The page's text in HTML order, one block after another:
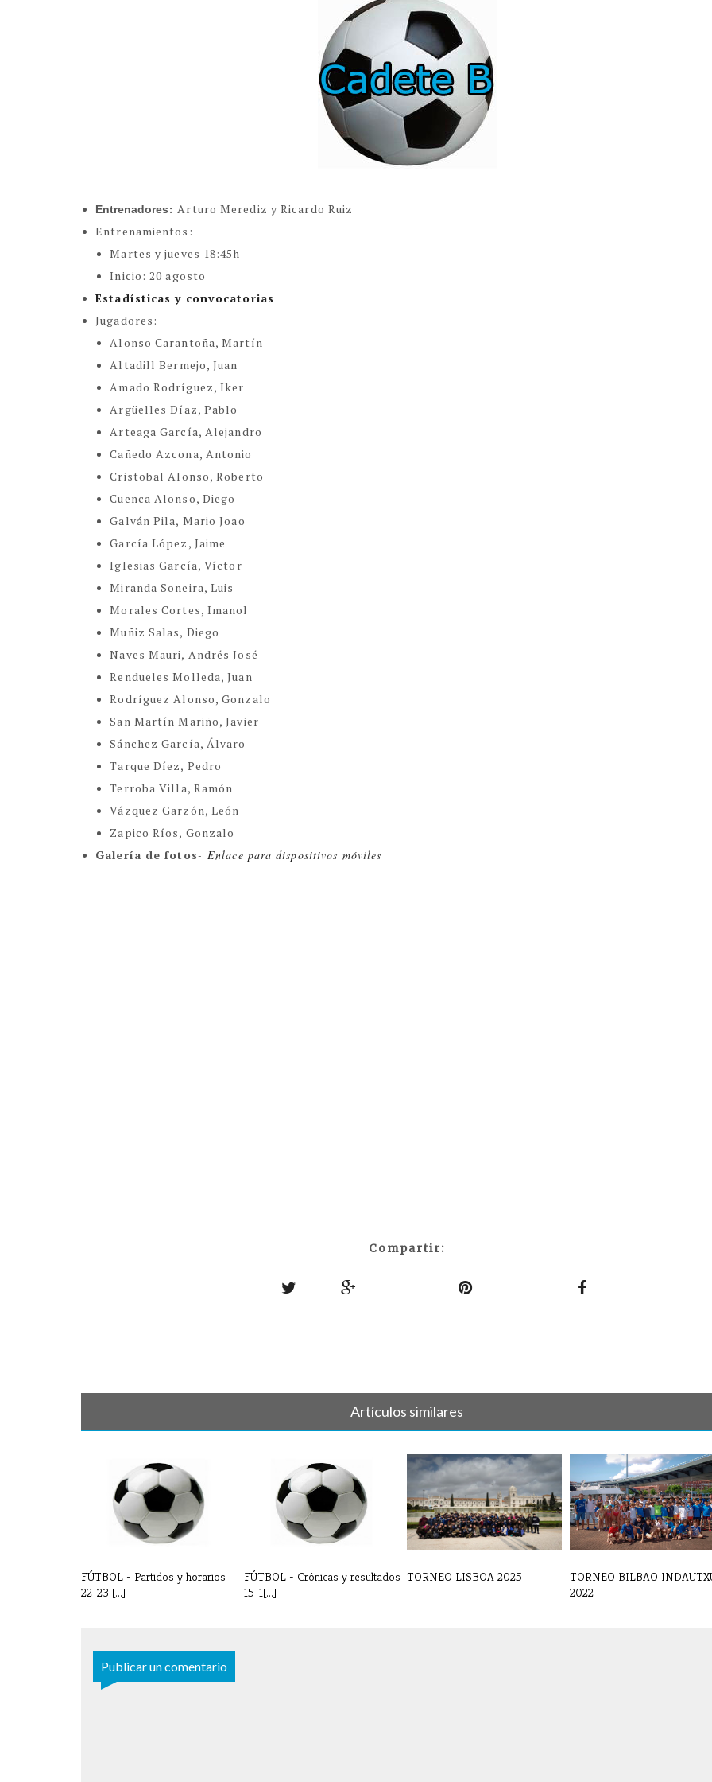
Entrenadores:Arturo Merediz y Ricardo Ruiz
Entrenamientos:
Martes y jueves 18:45h
Inicio: 20 agosto
Estadísticas y convocatorias
Jugadores:
Alonso Carantoña, Martín
Altadill Bermejo, Juan
Amado Rodríguez, Iker
Argüelles Díaz, Pablo
Arteaga García, Alejandro
Cañedo Azcona, Antonio
Cristobal Alonso, Roberto
Cuenca Alonso, Diego
Galván Pila, Mario Joao
García López, Jaime
Iglesias García, Víctor
Miranda Soneira, Luis
Morales Cortes, Imanol
Muñiz Salas, Diego
Naves Mauri, Andrés José
Rendueles Molleda, Juan
Rodríguez Alonso, Gonzalo
San Martín Mariño, Javier
Sánchez García, Álvaro
Tarque Díez, Pedro
Terroba Villa, Ramón
Vázquez Garzón, León
Zapico Ríos, Gonzalo
Galería de fotos- Enlace para dispositivos móviles
Compartir:
Artículos similares
FÚTBOL - Partidos y horarios
22-23 [...]
FÚTBOL - Crónicas y resultados
15-1[...]
TORNEO LISBOA 2025
TORNEO BILBAO
2022
Publicar un comentario